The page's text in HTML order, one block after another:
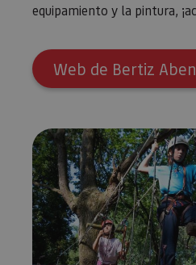
equipamiento y la pintura,
Web de Bertiz